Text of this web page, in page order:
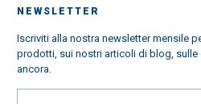
NEWSLETTER
Iscriviti alla nostra newsletter mensile
prodotti, sui nostri articoli di blog,
ancora.